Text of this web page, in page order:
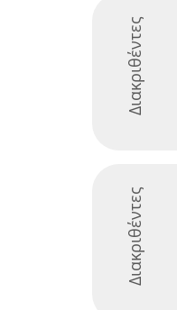
Διακριθέντες
Διακριθέντες